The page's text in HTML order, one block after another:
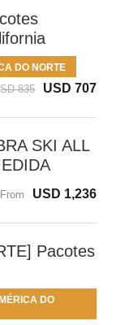
DO NORTE
835 USD 707
SKI ALL
From USD 1,236
Pacotes
DO